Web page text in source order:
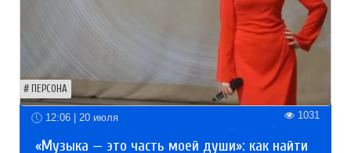
ПЕРСОНА
12:06 | 20 июля 1031
«Музыка — это часть моей души»: как найти